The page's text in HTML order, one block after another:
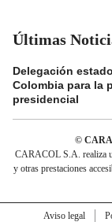
Últimas
Delegación
Colombia para la
presidencial
©
CARACOL S.A. realiza
y otras prestaciones
Aviso legal